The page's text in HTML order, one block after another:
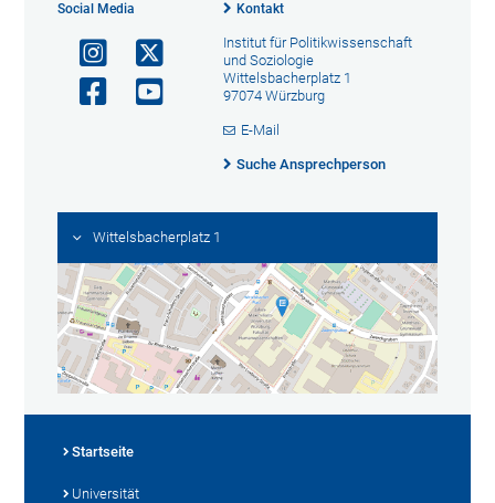
Social Media Kontakt
Institut für Politikwissenschaft
und Soziologie
Wittelsbacherplatz 1
97074 Würzburg
E-Mail
Suche Ansprechperson
Wittelsbacherplatz 1
Startseite
Universität